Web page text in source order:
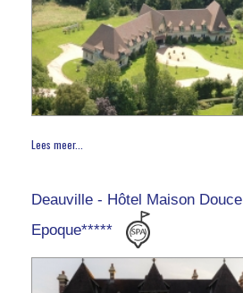
Lees meer...
Deauville - Hôtel Maison Douce
Epoque*****